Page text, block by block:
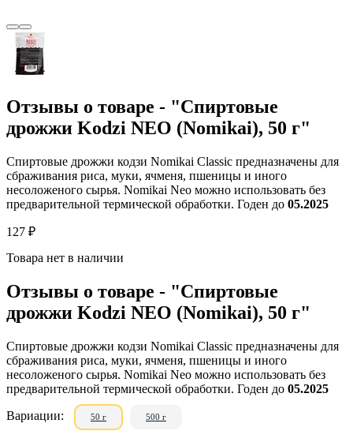
Отзывы о товаре - "Спиртовые
дрожжи Kodzi NEO (Nomikai), 50 г"
Спиртовые дрожжи кодзи Nomikai Classic предназначены для
сбраживания риса, муки, ячменя, пшеницы и иного
несоложеного сырья. Nomikai Neo можно использовать без
предварительной термической обработки. Годен до 05.2025
127 ₽
Товара нет в наличии
Отзывы о товаре - "Спиртовые
дрожжи Kodzi NEO (Nomikai), 50 г"
Спиртовые дрожжи кодзи Nomikai Classic предназначены для
сбраживания риса, муки, ячменя, пшеницы и иного
несоложеного сырья. Nomikai Neo можно использовать без
предварительной термической обработки. Годен до 05.2025
Вариации:
50 г 500 г